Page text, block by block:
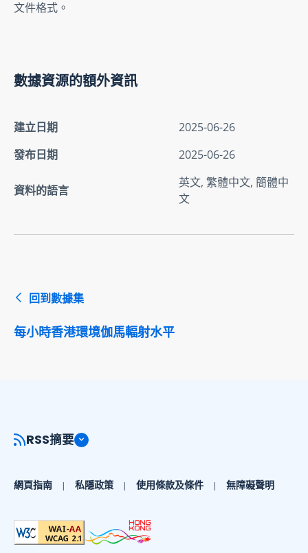
文件格式。
數據資源的額外資訊
建立日期
2025-06-26
發布日期
2025-06-26
資料的語言
英文, 繁體中文, 簡體中
文
回到數據集
每小時香港環境伽馬輻射水平
RSS摘要
網頁指南 私隱政策 使用條款及條件 無障礙聲明